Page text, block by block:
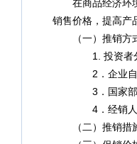
在商品经济环境中
销售价格，提高产品
（一）推销方
1. 投资者分
2．企业自
3．国家部分
4．经销人代销
（二）推销措